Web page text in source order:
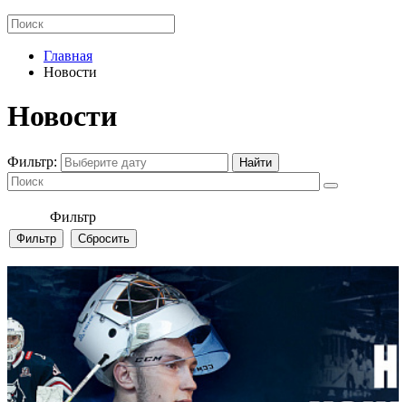
Главная
Новости
Новости
Фильтр:
Фильтр